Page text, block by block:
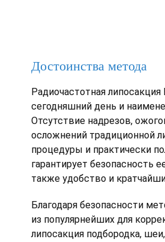
Достоинства метода
Радиочастотная
сегодняшний день и
Отсутствие надрезов,
осложнений традиционной
процедуры и практически
гарантирует безопасность
также удобство и
Благодаря безопасности
из популярнейших для
липосакция подбородка,